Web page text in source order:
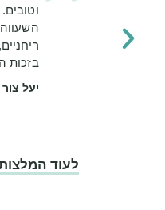
וטובים.
השעווה
ריחניים,
בזכות
יעל צור
לעוד המלצות